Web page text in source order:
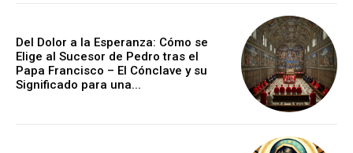
Del Dolor a la Esperanza: Cómo se
Elige al Sucesor de Pedro tras el
Papa Francisco – El Cónclave y su
Significado para una...